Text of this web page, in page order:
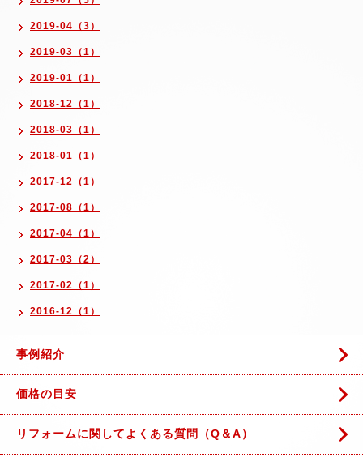
2019-04（3）
2019-03（1）
2019-01（1）
2018-12（1）
2018-03（1）
2018-01（1）
2017-12（1）
2017-08（1）
2017-04（1）
2017-03（2）
2017-02（1）
2016-12（1）
事例紹介
価格の目安
リフォームに関してよくある質問（Q＆A）